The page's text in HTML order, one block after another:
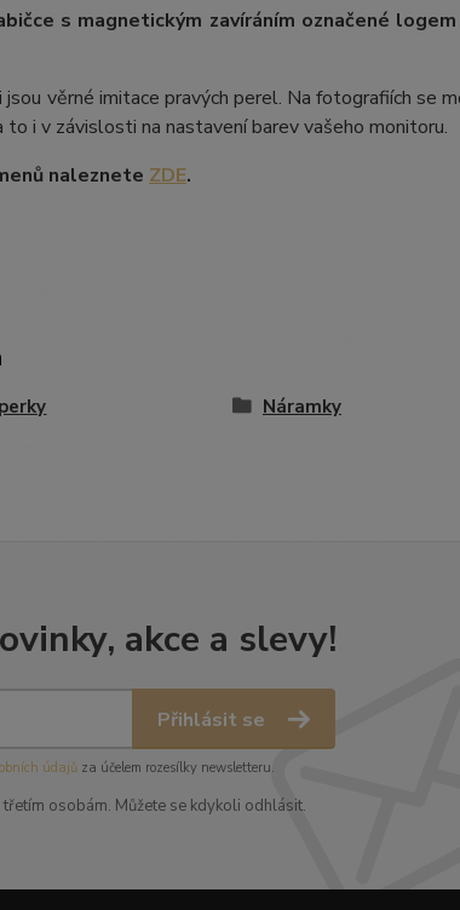
s magnetickým zavíráním označené
věrné imitace pravých perel. Na fotografiích se
i v závislosti na nastavení barev vašeho monitoru.
naleznete ZDE.
Náramky
akce a slevy!
Přihlásit se
údajů za účelem rozesílky newsletteru.
osobám. Můžete se kdykoli odhlásit.